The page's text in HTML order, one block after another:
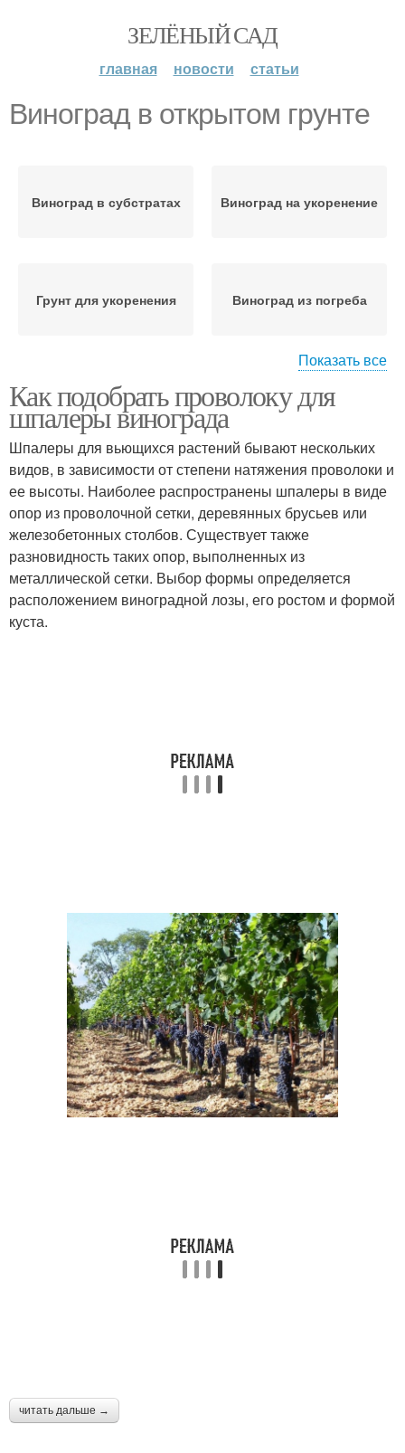
ЗЕЛЁНЫЙ САД
главная новости статьи
Виноград в открытом грунте
Виноград в субстратах Виноград на укоренение
Грунт для укоренения Виноград из погреба
Виноград на
подоконнике
Черенки в грунт
Показать все
Как подобрать проволоку для
шпалеры винограда
Шпалеры для вьющихся растений бывают нескольких
видов, в зависимости от степени натяжения проволоки и
ее высоты. Наиболее распространены шпалеры в виде
опор из проволочной сетки, деревянных брусьев или
железобетонных столбов. Существует также
разновидность таких опор, выполненных из
металлической сетки. Выбор формы определяется
расположением виноградной лозы, его ростом и формой
куста.
читать дальше →